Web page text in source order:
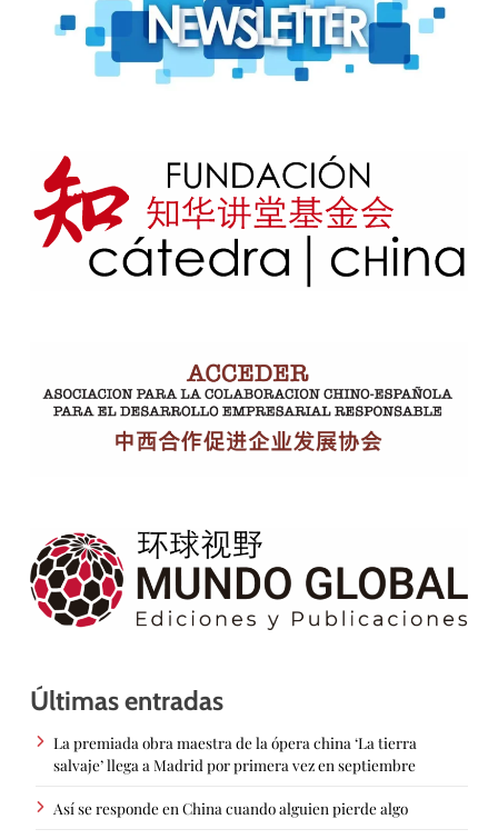
Últimas entradas
La premiada obra maestra de la ópera china ‘La tierra
salvaje’ llega a Madrid por primera vez en septiembre
Así se responde en China cuando alguien pierde algo